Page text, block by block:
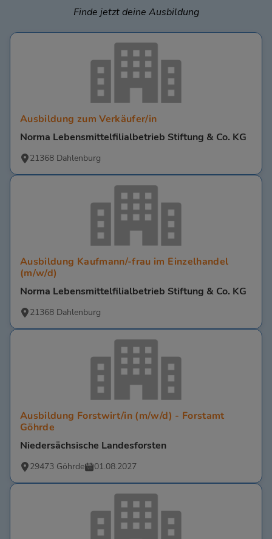
Finde jetzt deine Ausbildung
Ausbildung zum Verkäufer/in
Norma Lebensmittelfilialbetrieb Stiftung & Co. KG
21368 Dahlenburg
Ausbildung Kaufmann/-frau im Einzelhandel
(m/w/d)
Norma Lebensmittelfilialbetrieb Stiftung & Co. KG
21368 Dahlenburg
Ausbildung Forstwirt/in (m/w/d) - Forstamt
Göhrde
Niedersächsische Landesforsten
29473 Göhrde 01.08.2027